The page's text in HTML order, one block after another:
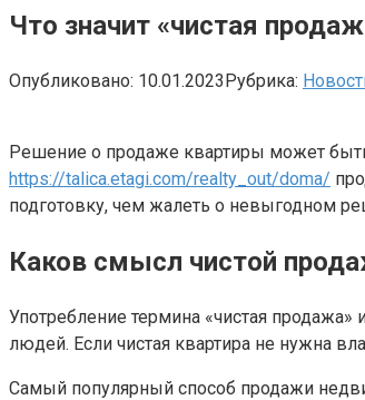
Что значит «чистая
Опубликовано: 10.01.2023Рубрика:
Решение о продаже квартиры может
https://talica.etagi.com/realty_out/doma/
подготовку, чем жалеть о невыгодном
Каков смысл чистой
Употребление термина «чистая
людей. Если чистая квартира не нужна
Самый популярный способ продажи